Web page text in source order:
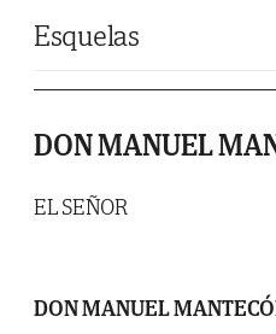
Esquelas
DON MANUEL
EL SEÑOR
DON MANUEL